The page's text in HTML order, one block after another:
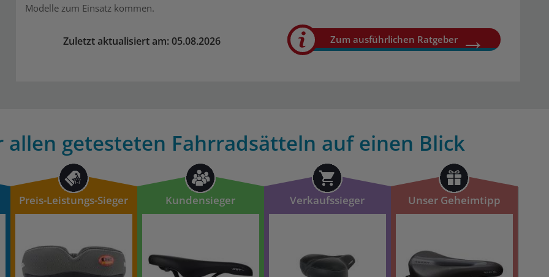
Modelle zum Einsatz kommen.
Zuletzt aktualisiert am: 05.08.2026 Zum ausführlichen Ratgeber
allen getesteten Fahrradsätteln auf einen Blick
Preis-Leistungs-Sieger Kundensieger Verkaufssieger Unser Geheimtipp